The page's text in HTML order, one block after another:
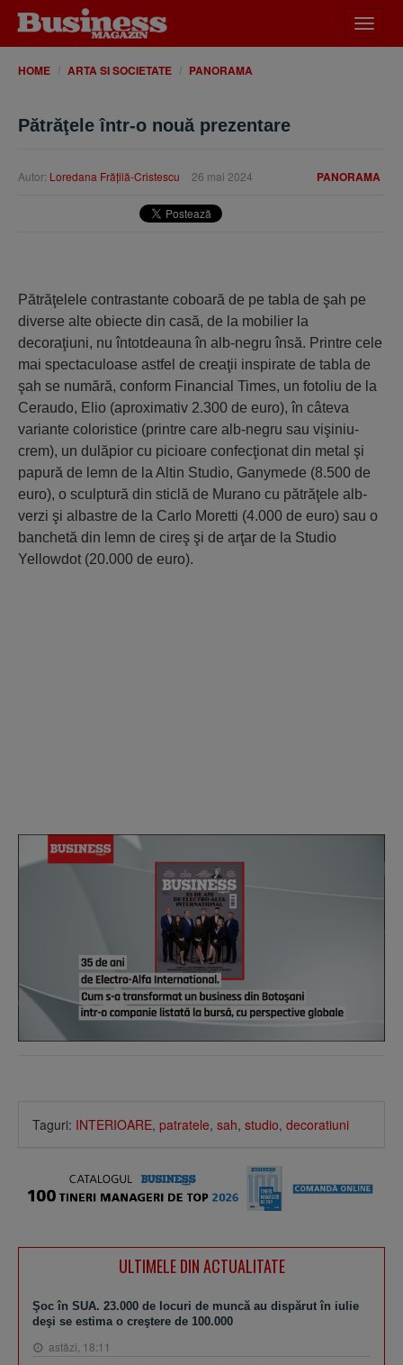
meniu
HOME ARTA SI SOCIETATE PANORAMA
Pătrăţele într-o nouă prezentare
PANORAMA
Autor: Loredana Frăţilă-Cristescu 26 mai 2024
Pătrăţelele contrastante coboară de pe tabla de şah pe
diverse alte obiecte din casă, de la mobilier la
decoraţiuni, nu întotdeauna în alb-negru însă. Printre cele
mai spectaculoase astfel de creaţii inspirate de tabla de
şah se numără, conform Financial Times, un fotoliu de la
Ceraudo, Elio (aproximativ 2.300 de euro), în câteva
variante coloristice (printre care alb-negru sau vişiniu-
crem), un dulăpior cu picioare confecţionat din metal şi
papură de lemn de la Altin Studio, Ganymede (8.500 de
euro), o sculptură din sticlă de Murano cu pătrăţele alb-
verzi şi albastre de la Carlo Moretti (4.000 de euro) sau o
banchetă din lemn de cireş şi de arţar de la Studio
Yellowdot (20.000 de euro).
Taguri: INTERIOARE, patratele, sah, studio, decoratiuni
ULTIMELE DIN ACTUALITATE
Şoc în SUA. 23.000 de locuri de muncă au dispărut în iulie
deşi se estima o creştere de 100.000
astăzi, 18:11